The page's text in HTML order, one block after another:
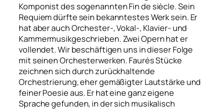
Komponist des sogenannten Fin de siècle. Sein
Requiem dürfte sein bekanntestes Werk sein. Er
hat aber auch Orchester-, Vokal-, Klavier- und
Kammermusikgeschrieben. Zwei Opern hat er
vollendet. Wir beschäftigen uns in dieser Folge
mit seinen Orchesterwerken. Faurés Stücke
zeichnen sich durch zurückhaltende
Orchestrierung, eher gemäßigter Lautstärke und
feiner Poesie aus. Er hat eine ganz eigene
Sprache gefunden, in der sich musikalisch